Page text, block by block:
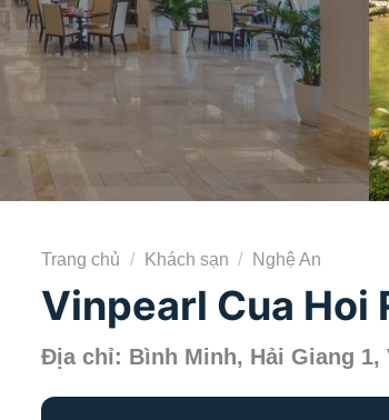
Trang chủ / Khách sạn / Nghệ An
Vinpearl Cua
Địa chỉ: Bình Minh, Hải Giang 1,